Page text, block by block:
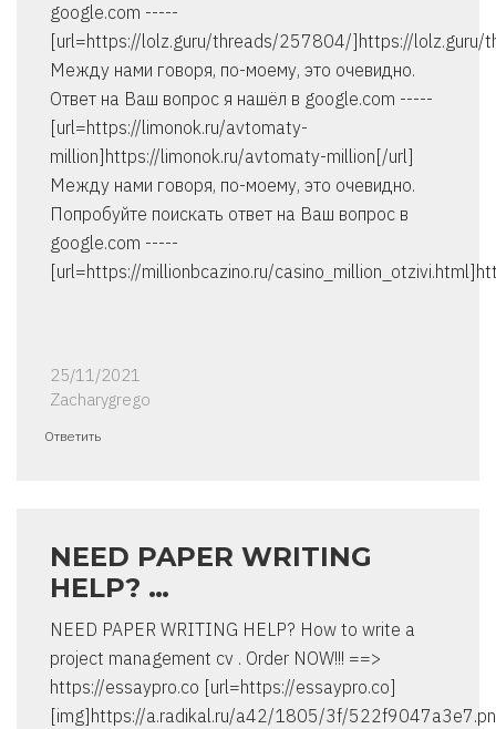
google.com -----
[url=https://lolz.guru/threads/257804/]https://
Между нами говоря, по-моему, это очевидно.
Ответ на Ваш вопрос я нашёл в google.com -----
[url=https://limonok.ru/avtomaty-
million]https://limonok.ru/avtomaty-million[/url]
Между нами говоря, по-моему, это очевидно.
Попробуйте поискать ответ на Ваш вопрос в
google.com -----
[url=https://millionbcazino.ru/
25/11/2021
Zacharygrego
Ответить
NEED PAPER WRITING
HELP? …
NEED PAPER WRITING HELP? How to write a
project management cv . Order NOW!!! ==>
https://essaypro.co [url=https://essaypro.co]
[img]https://a.radikal.ru/a42/1805/3f/